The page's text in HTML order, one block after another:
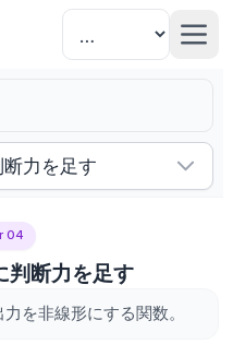
力を足す
04
判断力を足す
を非線形にする関数。